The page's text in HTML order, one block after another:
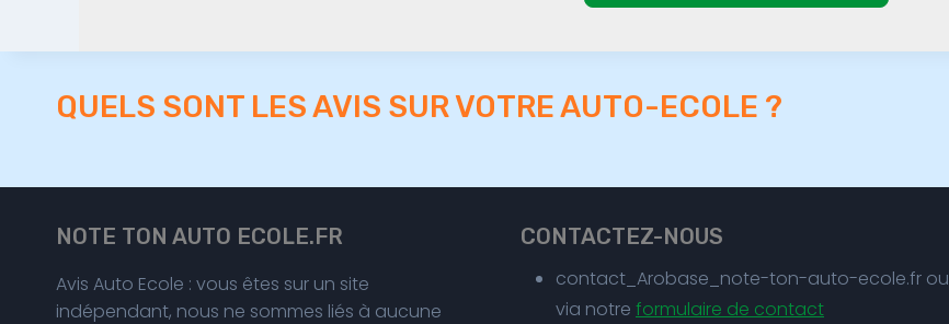
QUELS SONT LES AVIS SUR VOTRE AUTO-ECOLE ?
NOTE TON AUTO ECOLE.FR
Avis Auto Ecole : vous êtes sur un site
indépendant, nous ne sommes liés à aucune
CONTACTEZ-NOUS
contact_Arobase_note-ton-auto-ecole.fr ou
via notre formulaire de contact